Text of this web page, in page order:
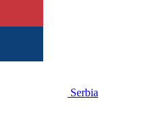
Serbia